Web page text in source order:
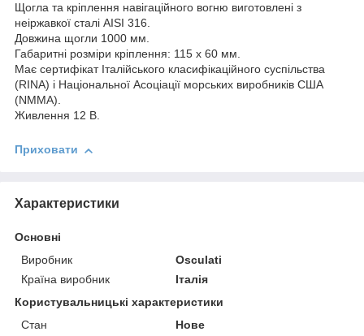
Щогла та кріплення навігаційного вогню виготовлені з
неіржавкої сталі AISI 316.
Довжина щогли 1000 мм.
Габаритні розміри кріплення: 115 х 60 мм.
Має сертифікат Італійського класифікаційного суспільства
(RINA) і Національної Асоціації морських виробників США
(NMMA).
Живлення 12 В.
Приховати
Характеристики
Основні
Виробник
Osculati
Країна виробник
Італія
Користувальницькі характеристики
Стан
Нове